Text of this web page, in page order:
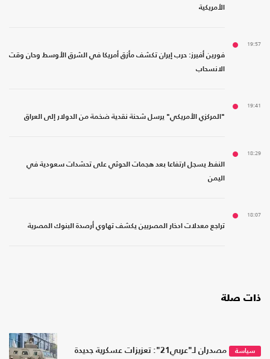
الأمريكية
19:57
فورين أفيرز: حرب إيران تكشف مأزق أمريكا في الشرق الأوسط وحان وقت
الانسحاب
19:41
"المركزي الأمريكي" يرسل شحنة نقدية ضخمة من الدولار إلى العراق
18:29
النفط يسجل ارتفاعا بعد هجمات الحوثي على تحشدات سعودية في
اليمن
18:07
تراجع معدلات ادخار المصريين يكشف تهاوي أرصدة البنوك المصرية
ذات صلة
سياسة
مصدران لـ"عربي21": تعزيزات عسكرية جديدة